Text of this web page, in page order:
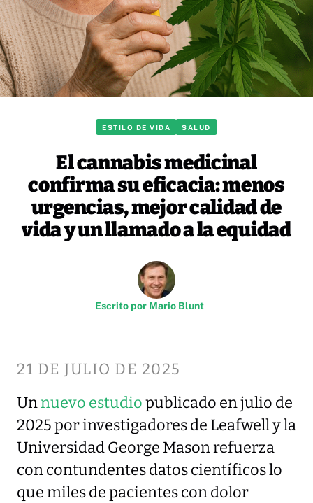
ESTILO DE VIDA SALUD
El cannabis medicinal
confirma su eficacia: menos
urgencias, mejor calidad de
vida y un llamado a la equidad
Escrito por Mario Blunt
21 DE JULIO DE 2025
Unnuevo estudiopublicado en julio de
2025 por investigadores de Leafwell y la
Universidad George Mason refuerza
con contundentes datos científicos lo
que miles de pacientes con dolor